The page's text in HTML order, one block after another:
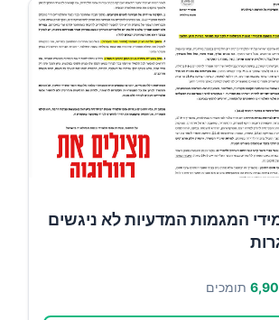
המגמות המדעיות לא ניגשים
תומכים